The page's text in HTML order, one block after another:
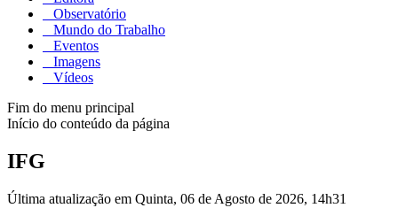
Observatório
Mundo do Trabalho
Eventos
Imagens
Vídeos
Fim do menu principal
Início do conteúdo da página
IFG
Última atualização em Quinta, 06 de Agosto de 2026, 14h31